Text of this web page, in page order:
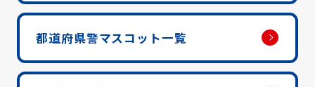
都道府県警マスコット一覧